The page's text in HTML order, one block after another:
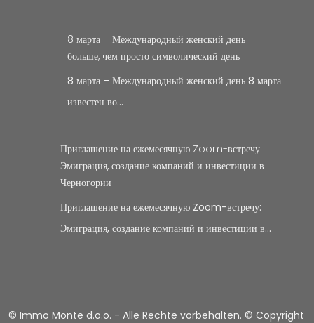
8 марта – Международный женский день –
больше, чем просто символический день
8 марта – Международный женский день 8 марта
известен во…
Приглашение на ежемесячную Zoom-встречу:
Эмиграция, создание компаний и инвестиции в
Черногории
Приглашение на ежемесячную Zoom-встречу:
Эмиграция, создание компаний и инвестиции в…
© Immo Monte d.o.o. - Alle Rechte vorbehalten. © Copyright